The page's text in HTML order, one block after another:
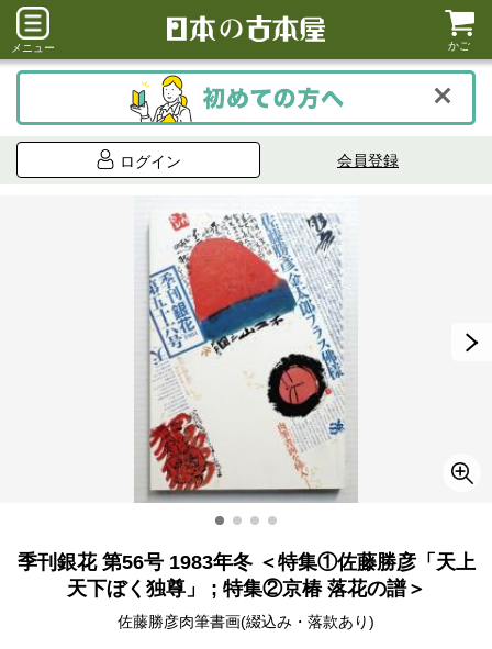
メニュー かご
ログイン 会員登録
季刊銀花 第56号 1983年冬 ＜特集①佐藤勝彦「天上
天下ぼく独尊」 ; 特集②京椿 落花の譜＞
佐藤勝彦肉筆書画(綴込み・落款あり)